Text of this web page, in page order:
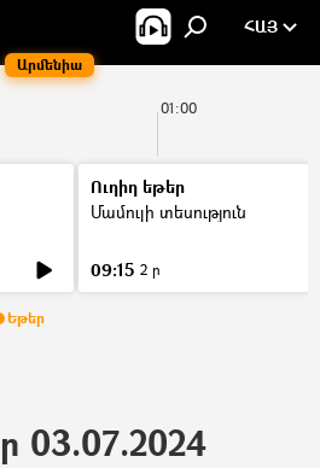
Արմենիա
ՀԱՅ
01:00
Ուղիղ եթեր
Մամուլի տեսություն
09:15 2 ր
Եթեր
03.07.2024